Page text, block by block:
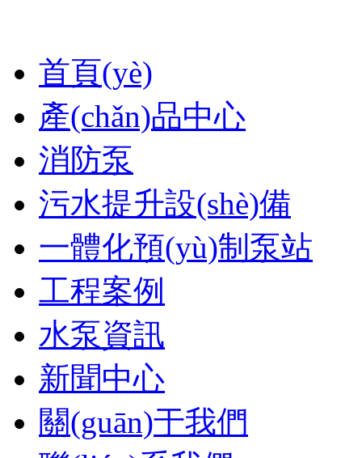
首頁(yè)
產(chǎn)品中心
消防泵
污水提升設(shè)備
一體化預(yù)制泵站
工程案例
水泵資訊
新聞中心
關(guān)于我們